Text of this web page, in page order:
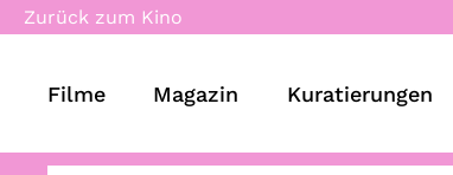
Zurück zum Kino
Filme Magazin Kuratierungen